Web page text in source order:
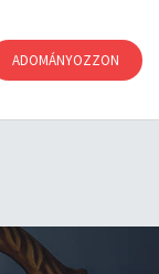
ADOMÁNYOZZON